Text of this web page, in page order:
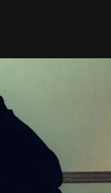
così